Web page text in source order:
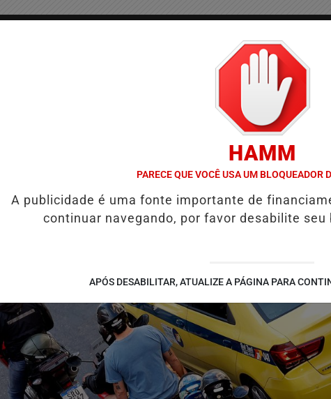
/
EM JEQUIÉ E REFORÇA PROGRAMAÇÃO COM THALLES ROBERTO
HAMM
PARECE QUE VOCÊ USA UM BLOQUEADOR
A publicidade é uma fonte importante de
continuar navegando, por favor desabilite seu
APÓS DESABILITAR, ATUALIZE A PÁGINA PARA